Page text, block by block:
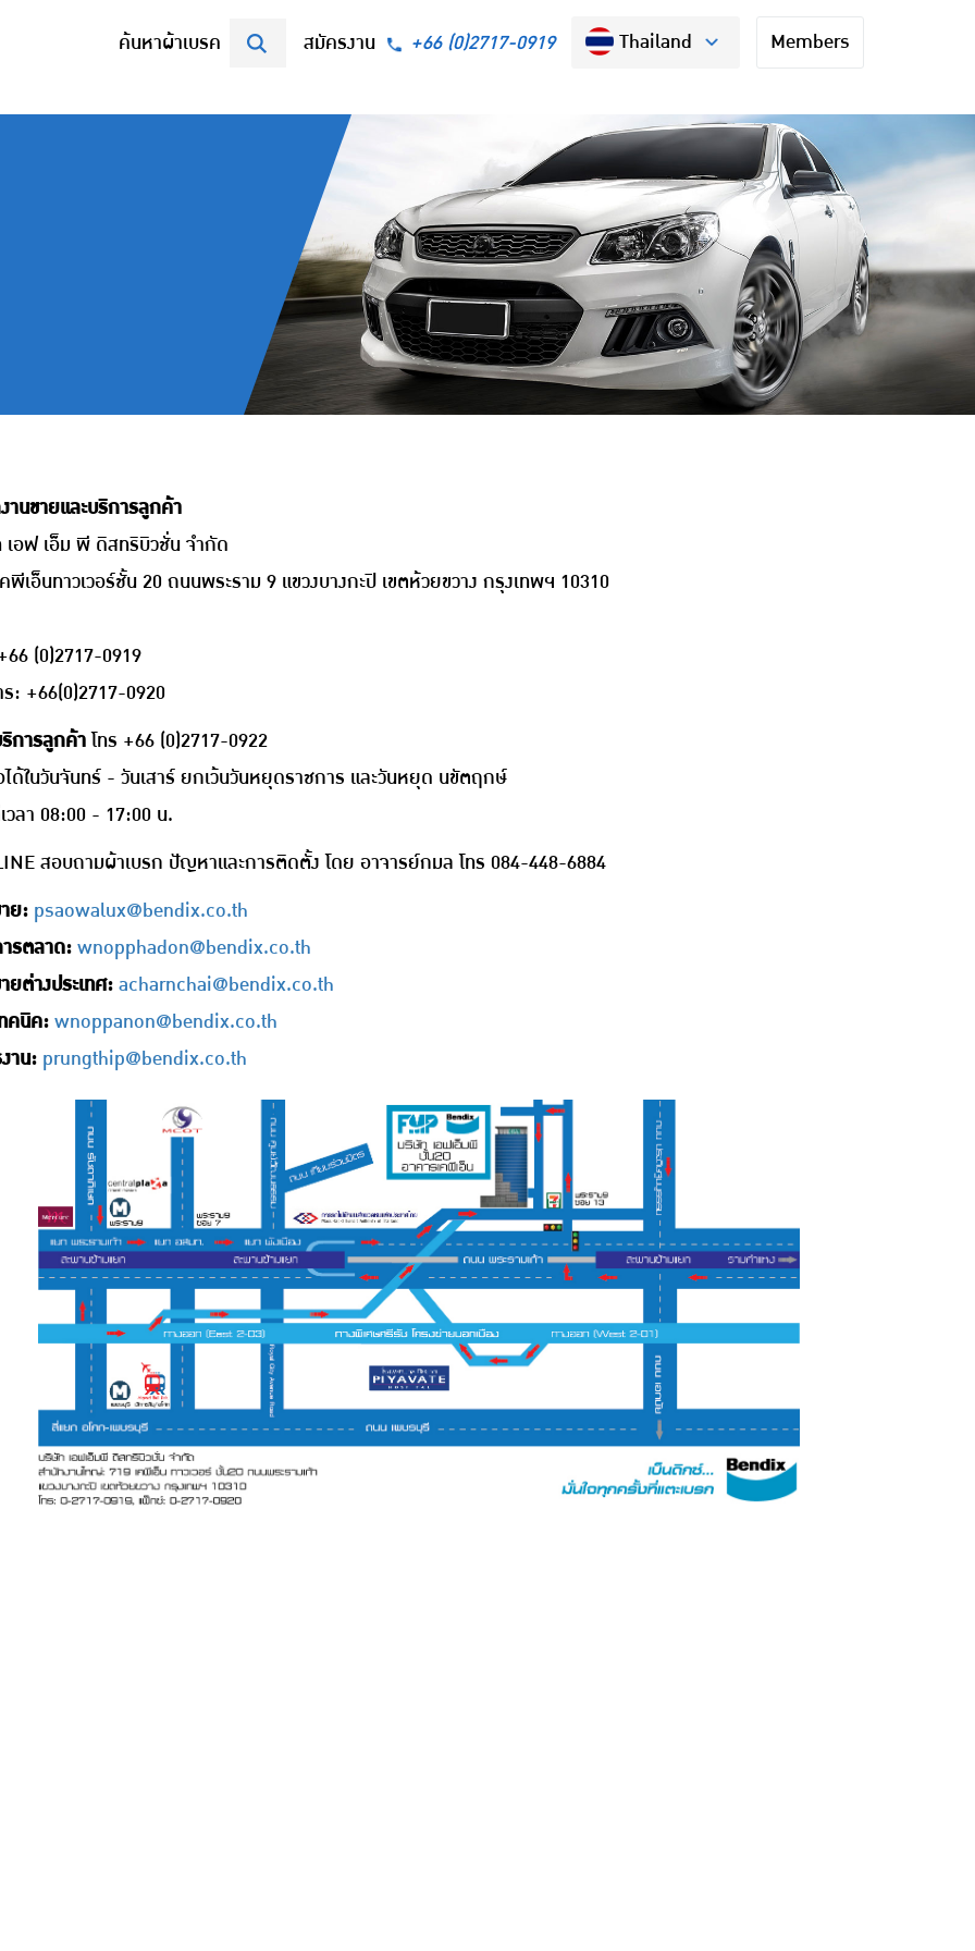
ค้นหาผ้าเบรค สมัครงาน +66 (0)2717-0919 Thailand Members
านขายและบริการลูกค้า
เอฟ เอ็ม พี ดิสทริบิวชั่น จำกัด
พีเอ็นทาวเวอร์ชั้น 20 ถนนพระราม 9 แขวงบางกะปิ เขตห้วยขวาง กรุงเทพฯ 10310
(0)2717-0919
ร: +66(0)2717-0920
การลูกค้าโทร +66 (0)2717-0922
ด้ในวันจันทร์ - วันเสาร์ ยกเว้นวันหยุดราชการ และวันหยุด นขัตฤกษ์
วลา 08:00 - 17:00 น.
สอบถามผ้าเบรก ปัญหาและการติดตั้ง โดย อาจารย์กมล โทร 084-448-6884
ย: psaowalux@bendix.co.th
รตลาด: wnopphadon@bendix.co.th
ยต่างประเทศ: acharnchai@bendix.co.th
คนิค: wnoppanon@bendix.co.th
าน: prungthip@bendix.co.th